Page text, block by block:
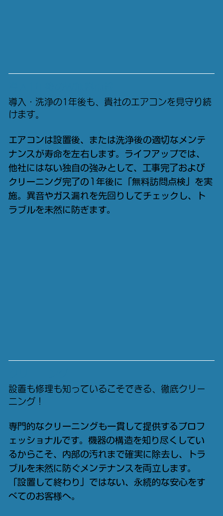
導入・洗浄の1年後も、貴社のエアコンを見守り続
けます。
エアコンは設置後、または洗浄後の適切なメンテ
ナンスが寿命を左右します。ライフアップでは、
他社にはない独自の強みとして、工事完了および
クリーニング完了の1年後に「無料訪問点検」を実
施。異音やガス漏れを先回りしてチェックし、ト
ラブルを未然に防ぎます。
設置も修理も知っているこそできる、徹底クリー
ニング！
専門的なクリーニングも一貫して提供するプロフ
ェッショナルです。機器の構造を知り尽くしてい
るからこそ、内部の汚れまで確実に除去し、トラ
ブルを未然に防ぐメンテナンスを両立します。
「設置して終わり」ではない、永続的な安心をす
べてのお客様へ。